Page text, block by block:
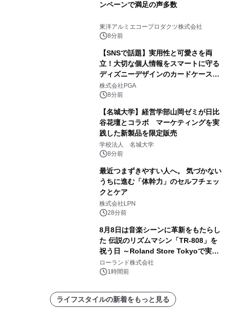
ンペーンで満足の声多数
東洋アルミエコープロダクツ株式会社
8分前
【SNSで話題】実用性と可愛さを両
立！大切な個人情報をスマートに守る
ディズニーデザインのカードケースを
株式会社PGAが8月7日発売
株式会社PGA
8分前
【名城大学】経営学部山岡ゼミが日比
谷花壇とコラボ マーケティングを実
践した新製品を限定販売
学校法人 名城大学
8分前
最近つまずきやすい人へ。 気づかない
うちに進む「体幹力」のセルフチェッ
クとケア
株式会社LPN
28分前
8月8日は音楽シーンに革新をもたらし
た 伝説のリズムマシン「TR-808」を
祝う日 ～Roland Store Tokyoで実機
を展示しての 記念キャンペーンを開
催 英国ラジオ「NTS」の 特別プログ
アーティストを フィーチャーしたアニ
メーションを公開～
ローランド株式会社
1時間前
ライフスタイルの新着をもっと見る